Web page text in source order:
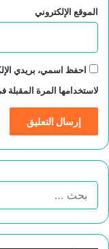
الموقع الإلكتروني
احفظ اسمي، بريدي
لاستخدامها المرة المقبلة